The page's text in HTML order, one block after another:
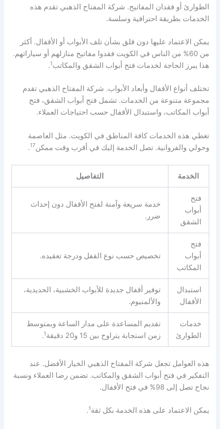
الطوارئ أو فقدان المفاتيح. شركة المفتاح الذهبي تقدم هذه
الخدمات بطريقة احترافية وسلسة.
يمكن الاعتماد عليها دون قلق بشأن تلف الأبواب أو الأقفال. أكثر
من 60% من الناس في الكويت فقدوا مفاتيح منازلهم أو سياراتهم.
هذا يبرز الحاجة لخدمات فتح أبواب الشقق والمكاتب1
.
تختلف أنواع الأقفال وأبعاد الأبواب. شركة المفتاح الذهبي تقدم
مجموعة متنوعة من الخدمات. تشمل فتح أبواب الشقق، فتح
أبواب المكاتب، واستبدال الأقفال حسب احتياجات العملاء.
تغطي هذه الخدمات كافة المناطق في الكويت. مثل العاصمة
وحولي والفروانية. تصل الخدمة إليك في أقرب وقت ممكن17
.
الخدمة التفاصيل
فتح
أبواب
الشقق
خدمة سريعة وآمنة لفتح الأقفال دون إحداث
ضرر.
فتح
أبواب
المكاتب
تخصيص حسب نوع القفل ودرجة تعقيده.
استبدال
الأقفال
توفير أقفال جديدة للأبواب الخشبية، الحديدية،
والألمنيوم.
خدمات
الطوارئ
تقديم المساعدة على مدار الساعة وبمتوسط
زمن استجابة يتراوح بين 15 و20 دقيقة
1
.
هذه العوامل تجعل شركة المفتاح الذهبي الخيار الأفضل. عند
التفكير في فتح أبواب الشقق والمكاتب. تضمن رضا العملاء ونسبة
نجاح تصل إلى 98% في فتح الأقفال.
يمكن الاعتماد على هذه الخدمة بكل ثقة1
.